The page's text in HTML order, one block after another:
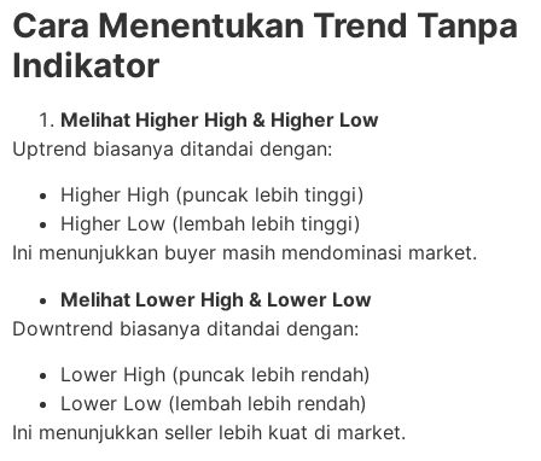
Cara Menentukan Trend Tanpa
Indikator
Melihat Higher High & Higher Low
Uptrend biasanya ditandai dengan:
Higher High (puncak lebih tinggi)
Higher Low (lembah lebih tinggi)
Ini menunjukkan buyer masih mendominasi market.
Melihat Lower High & Lower Low
Downtrend biasanya ditandai dengan:
Lower High (puncak lebih rendah)
Lower Low (lembah lebih rendah)
Ini menunjukkan seller lebih kuat di market.